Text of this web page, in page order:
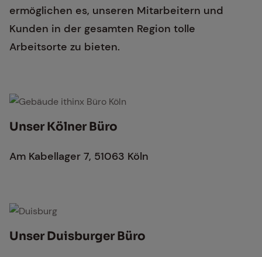
ermöglichen es, unseren Mitarbeitern und
Kunden in der gesamten Region tolle
Arbeitsorte zu bieten.
Gebäude ithinx Büro Köln
Un­ser Köl­ner Büro
Am Kabellager 7, 51063 Köln
Büro in Duisburg
Un­ser Duis­bur­ger Büro